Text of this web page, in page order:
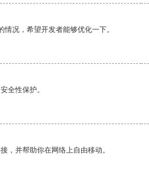
况，希望开发者能够优化一下。
全性保护。
，并帮助你在网络上自由移动。